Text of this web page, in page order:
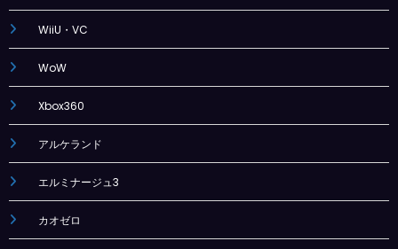
WiiU・VC
WoW
Xbox360
アルケランド
エルミナージュ3
カオゼロ